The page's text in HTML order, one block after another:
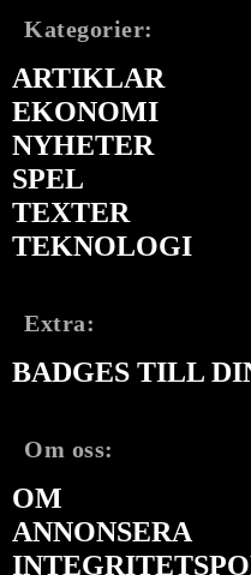
Kategorier:
ARTIKLAR
EKONOMI
NYHETER
SPEL
TEXTER
TEKNOLOGI
Extra:
BADGES TILL
Om oss:
OM
ANNONSERA